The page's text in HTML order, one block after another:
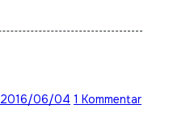
2016/06/04 1 Kommentar